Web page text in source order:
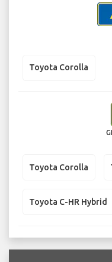
Toyota Corolla
Toyota Corolla
Toyota C-HR Hybrid